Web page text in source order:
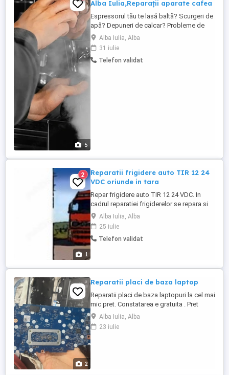
5
Alba Iulia,Reparații aparate cafea
Espressorul tău te lasă baltă? Scurgeri de
apă? Depuneri de calcar? Probleme de
presiune? Afișaj defect sau sistem de
spumare cu erori? Nu-ți face griji suntem
aici! La Ilovecoffee, intervenim rapid și
oferim soluții durabile pentru orice model.
Alba Iulia, Alba
31 iulie
Telefon validat
1
2
Reparatii frigidere auto TIR 12 24
VDC oriunde in tara
Repar frigidere auto TIR 12 24 VDC. In
cadrul reparatiei frigiderelor se repara si
modulele electronice de pe motorul
frigiderului sau partea de on-board.
Primesc comenzi din toata tara. Ofer
garantiei pentru serviciile prestate. Va
Alba Iulia, Alba
25 iulie
Telefon validat
2
Reparatii placi de baza laptop
Reparatii placi de baza laptopuri la cel mai
mic pret. Constatarea e gratuita . Pret
maxim 150 lei iar la laptopuri de gaming
sau apple reparatia poate fi putin mai
scumpa.
Alba Iulia, Alba
23 iulie